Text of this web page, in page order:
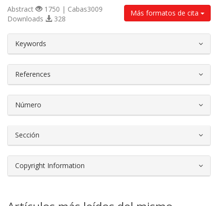
Más formatos de cita
Abstract
1750 | Cabas3009
Downloads
328
Keywords
References
Número
Sección
Copyright Information